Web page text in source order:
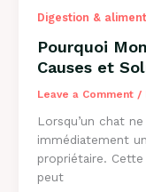
Digestion &
Pourquoi
Causes et
Leave a Comment /
Lorsqu’un chat
immédiatement
propriétaire.
peut